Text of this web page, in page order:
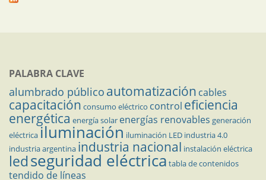
PALABRA CLAVE
alumbrado público automatización cables
capacitación consumo eléctrico control eficiencia
energética energía solar energías renovables generación
eléctricailuminación iluminación LED industria 4.0
industria argentina industria nacional instalación eléctrica
ledseguridad eléctrica tabla de contenidos
tendido de líneas